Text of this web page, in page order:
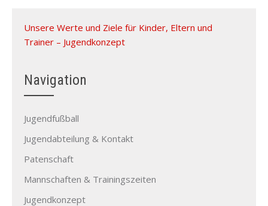
Unsere Werte und Ziele für Kinder, Eltern und
Trainer – Jugendkonzept
Navigation
Jugendfußball
Jugendabteilung & Kontakt
Patenschaft
Mannschaften & Trainingszeiten
Jugendkonzept